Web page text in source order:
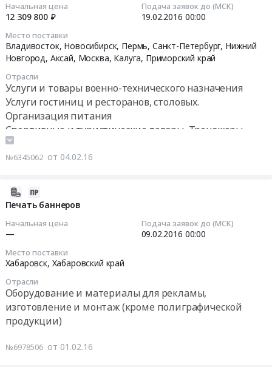
Начальная цена
12 309 800 ₽
Подача заявок до (МСК)
19.02.2016 00:00
Место поставки
Владивосток, Новосибирск, Пермь, Санкт-Петербург, Нижний
Новгород, Аксай, Москва, Калуга, Приморский край
Отрасли
Услуги и товары военно-технического назначения
Услуги гостиниц и ресторанов, столовых.
Организация питания
Спортивные и туристические товары, Тренажеры,
Спортивные площадки
№6345062 от 04.02.16
Печать баннеров
Начальная цена
—
Подача заявок до (МСК)
09.02.2016 00:00
Место поставки
Хабаровск, Хабаровский край
Отрасли
Оборудование и материалы для рекламы,
изготовление и монтаж (кроме полиграфической
продукции)
№6978506 от 01.02.16